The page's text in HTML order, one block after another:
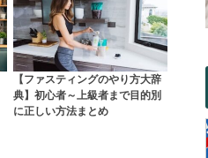
【ファスティングのやり方大辞
典】初心者～上級者まで目的別
に正しい方法まとめ